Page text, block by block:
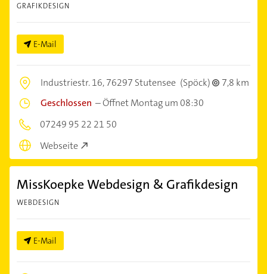
GRAFIKDESIGN
E-Mail
Industriestr. 16,76297 Stutensee (Spöck)
7,8 km
Geschlossen –Öffnet Montag um 08:30
07249 95 22 21 50
Webseite
MissKoepke Webdesign & Grafikdesign
WEBDESIGN
E-Mail